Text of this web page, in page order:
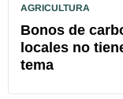
AGRICULTURA
Bonos de
locales no
tema